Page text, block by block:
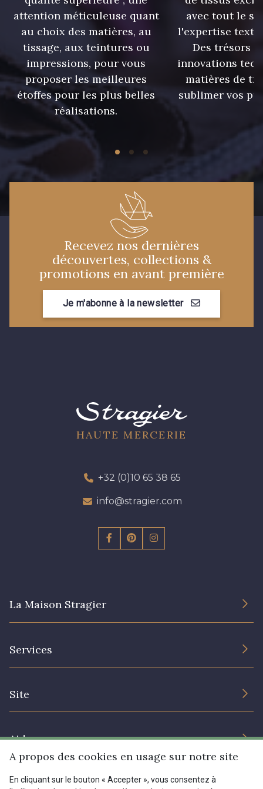
5881 - Olive brûlée 5969 - Vert très foncé
5198 - Vert Golf 5925 - Vert Bronze
7912 - Bleu caban
3912 - Bourgogne
4125 - Lilas bleuté
3982 - Rouge Grenat 3855 - Rouge Carmin
attention méticuleuse quant
au choix des matières, au
tissage, aux teintures ou
impressions, pour vous
proposer les meilleures
étoffes pour les plus belles
réalisations.
avec tout le
l'expertise
Des trésors
innovations
matières de
sublimer vos
Recevez nos dernières
découvertes, collections &
promotions en avant première
Je m'abonne à la newsletter
HAUTE MERCERIE
+32 (0)10 65 38 65
info@stragier.com
La Maison Stragier
Services
Site
Prix réduits
Aide
Livraison : France, Belgique, International
Menu
A propos des cookies en usage sur notre site
En cliquant sur le bouton « Accepter », vous consentez à